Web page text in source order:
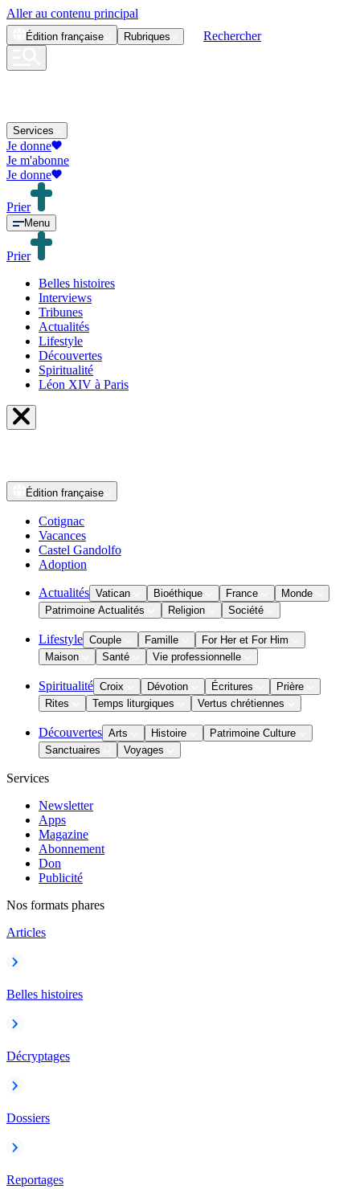
Aller au contenu principal
Édition française Rubriques Rechercher
Services
Je donne
Je m'abonne
Je donne
Prier
Menu
Prier
Belles histoires
Interviews
Tribunes
Actualités
Lifestyle
Découvertes
Spiritualité
Léon XIV à Paris
Édition française
Cotignac
Vacances
Castel Gandolfo
Adoption
Actualités Vatican Bioéthique France
Monde
Patrimoine Actualités
Religion Société
Lifestyle Couple Famille
For Her et For Him
Maison
Santé Vie professionnelle
Spiritualité Croix Dévotion Écritures
Prière
Rites
Temps liturgiques Vertus chrétiennes
Découvertes Arts Histoire
Patrimoine Culture
Sanctuaires
Voyages
Services
Newsletter
Apps
Magazine
Abonnement
Don
Publicité
Nos formats phares
Articles
Belles histoires
Décryptages
Dossiers
Reportages